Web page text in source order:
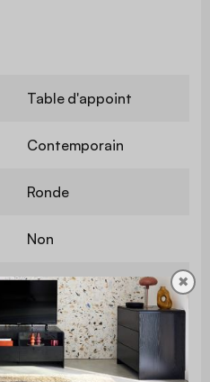
Table d'appoint
Contemporain
Ronde
Non
Nude
Métal
✖